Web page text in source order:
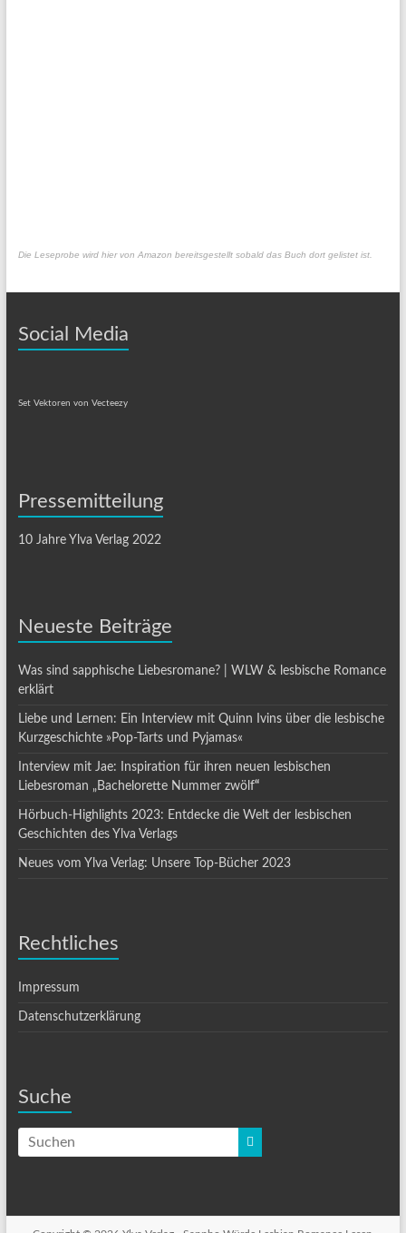
Die Leseprobe wird hier von Amazon bereitsgestellt sobald das Buch dort gelistet ist.
Social Media
Set Vektoren von Vecteezy
Pressemitteilung
10 Jahre Ylva Verlag 2022
Neueste Beiträge
Was sind sapphische Liebesromane? | WLW & lesbische Romance
erklärt
Liebe und Lernen: Ein Interview mit Quinn Ivins über die lesbische
Kurzgeschichte »Pop-Tarts und Pyjamas«
Interview mit Jae: Inspiration für ihren neuen lesbischen
Liebesroman „Bachelorette Nummer zwölf“
Hörbuch-Highlights 2023: Entdecke die Welt der lesbischen
Geschichten des Ylva Verlags
Neues vom Ylva Verlag: Unsere Top-Bücher 2023
Rechtliches
Impressum
Datenschutzerklärung
Suche